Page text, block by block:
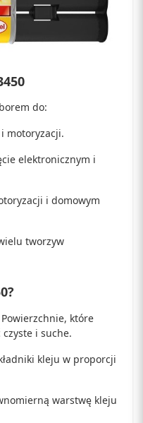
do:
motoryzacji.
elektronicznym i
i domowym
tworzyw
które
i suche.
kleju w proporcji
warstwę kleju